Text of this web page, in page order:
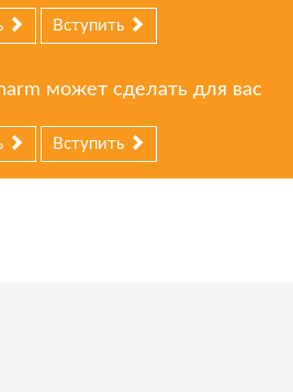
Вступить
может сделать для вас
Вступить